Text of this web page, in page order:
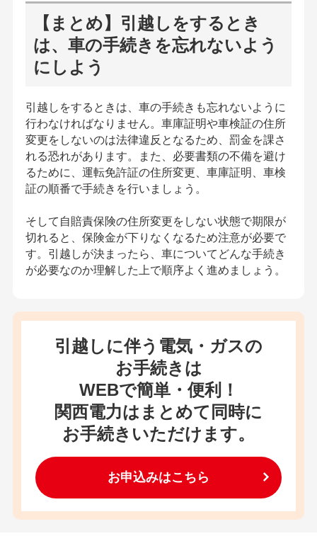
【まとめ】引越しをするとき
は、車の手続きを忘れないよう
にしよう
引越しをするときは、車の手続きも忘れないように
行わなければなりません。車庫証明や車検証の住所
変更をしないのは法律違反となるため、罰金を課さ
れる恐れがあります。また、必要書類の不備を避け
るために、運転免許証の住所変更、車庫証明、車検
証の順番で手続きを行いましょう。
そして自賠責保険の住所変更をしない状態で期限が
切れると、保険金が下りなくなるため注意が必要で
す。引越しが決まったら、車についてどんな手続き
が必要なのか理解した上で順序よく進めましょう。
引越しに伴う電気・ガスの
お手続きは
WEBで簡単・便利！
関西電力はまとめて同時に
お手続きいただけます。
お申込みはこちら